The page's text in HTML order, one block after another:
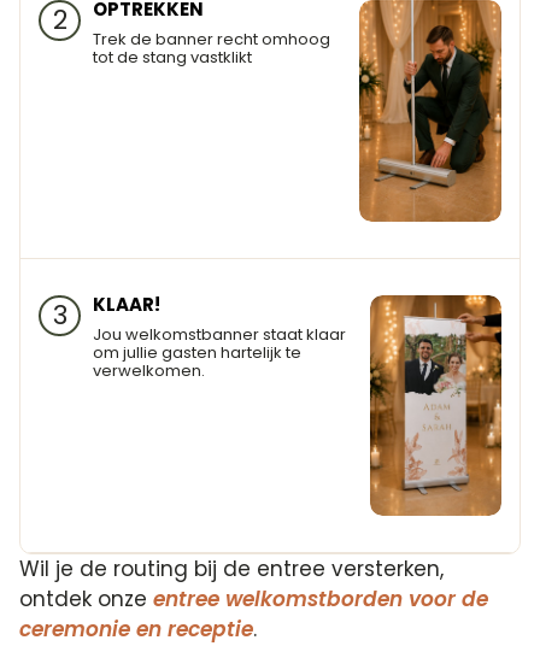
2 OPTREKKEN
Trek de banner recht omhoog
tot de stang vastklikt
3 KLAAR!
Jou welkomstbanner staat klaar
om jullie gasten hartelijk te
verwelkomen.
Wil je de routing bij de entree versterken,
ontdek onzeentree welkomstborden voor de
ceremonie en receptie.